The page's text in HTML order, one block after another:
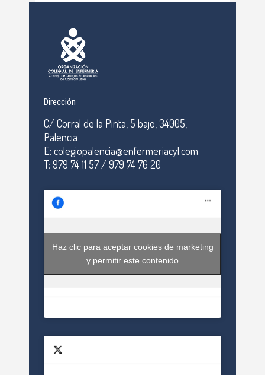
Dirección
C/ Corral de la Pinta, 5 bajo, 34005,
Palencia
E: colegiopalencia@enfermeriacyl.com
T: 979 74 11 57 / 979 74 76 20
Haz clic para aceptar cookies de marketing
y permitir este contenido